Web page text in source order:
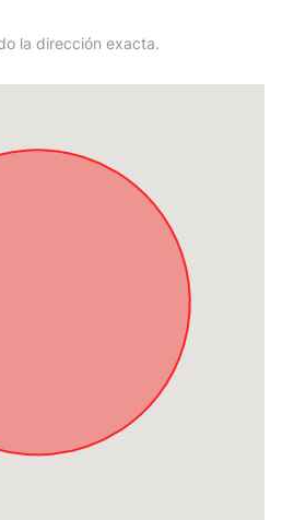
la dirección exacta.